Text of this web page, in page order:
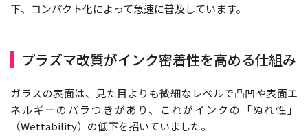
下、コンパクト化によって急速に普及しています。
プラズマ改質がインク密着性を高める仕組み
ガラスの表面は、見た目よりも微細なレベルで凸凹や表面エ
ネルギーのバラつきがあり、これがインクの「ぬれ性」
（Wettability）の低下を招いていました。